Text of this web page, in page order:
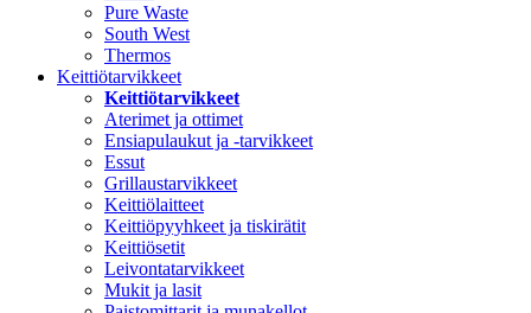
Pure Waste
South West
Thermos
Keittiötarvikkeet
Keittiötarvikkeet
Aterimet ja ottimet
Ensiapulaukut ja -tarvikkeet
Essut
Grillaustarvikkeet
Keittiölaitteet
Keittiöpyyhkeet ja tiskirätit
Keittiösetit
Leivontatarvikkeet
Mukit ja lasit